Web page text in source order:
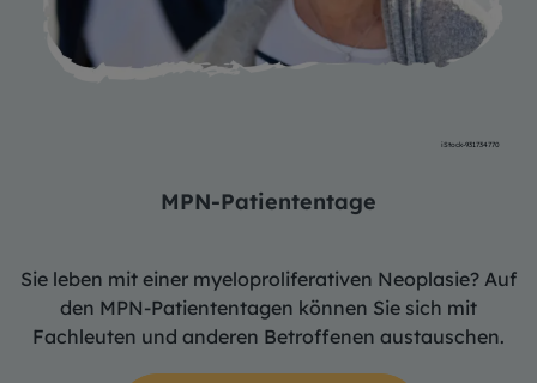
iStock-931734770
MPN-Patiententage
Sie leben mit einer myeloproliferativen Neoplasie? Auf
den MPN-Patiententagen können Sie sich mit
Fachleuten und anderen Betroffenen austauschen.